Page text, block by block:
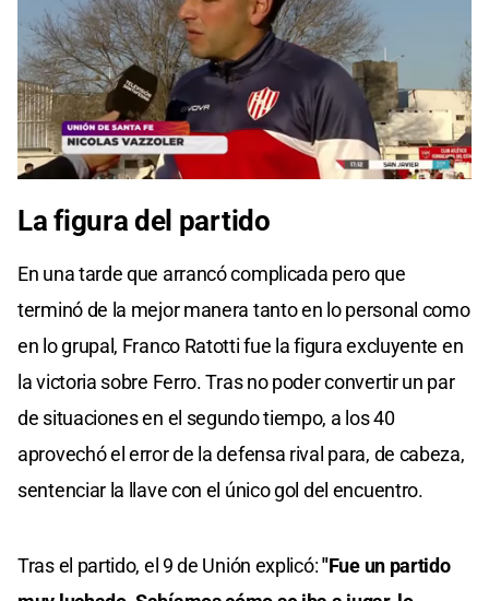
La figura del partido
En una tarde que arrancó complicada pero que
terminó de la mejor manera tanto en lo personal como
en lo grupal, Franco Ratotti fue la figura excluyente en
la victoria sobre Ferro. Tras no poder convertir un par
de situaciones en el segundo tiempo, a los 40
aprovechó el error de la defensa rival para, de cabeza,
sentenciar la llave con el único gol del encuentro.
Tras el partido, el 9 de Unión explicó:"Fue un partido